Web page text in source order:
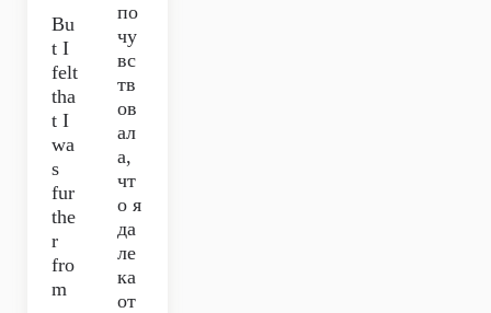
Bu
t I
felt
tha
t I
wa
s
fur
the
r
fro
m
по
чу
вс
тв
ов
ал
а,
чт
о я
да
ле
ка
от